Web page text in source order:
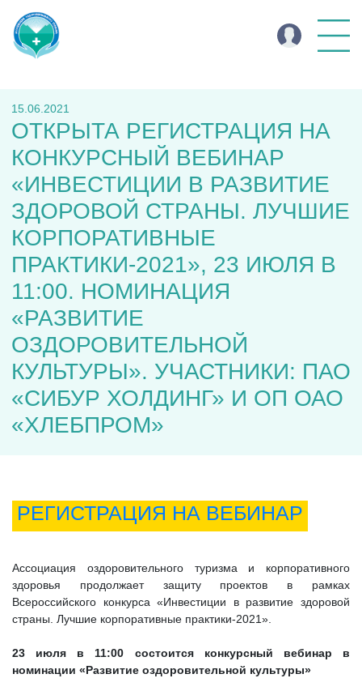
15.06.2021
ОТКРЫТА РЕГИСТРАЦИЯ НА
КОНКУРСНЫЙ ВЕБИНАР
«ИНВЕСТИЦИИ В РАЗВИТИЕ
ЗДОРОВОЙ СТРАНЫ. ЛУЧШИЕ
КОРПОРАТИВНЫЕ
ПРАКТИКИ-2021», 23 ИЮЛЯ В
11:00. НОМИНАЦИЯ
«РАЗВИТИЕ
ОЗДОРОВИТЕЛЬНОЙ
КУЛЬТУРЫ». УЧАСТНИКИ: ПАО
«СИБУР ХОЛДИНГ» И ОП ОАО
«ХЛЕБПРОМ»
РЕГИСТРАЦИЯ НА ВЕБИНАР
Ассоциация оздоровительного туризма и корпоративного
здоровья продолжает защиту проектов в рамках
Всероссийского конкурса «Инвестиции в развитие здоровой
страны. Лучшие корпоративные практики-2021».
23 июля в 11:00 состоится конкурсный вебинар в
номинации «Развитие оздоровительной культуры»